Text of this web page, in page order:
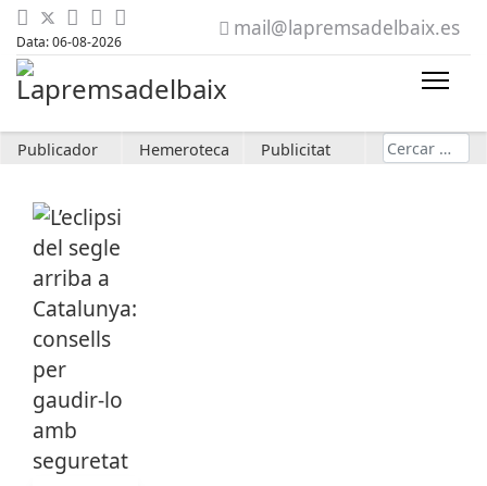
Data: 06-08-2026
mail@lapremsadelbaix.es
Publicador Hemeroteca Publicitat Cerca